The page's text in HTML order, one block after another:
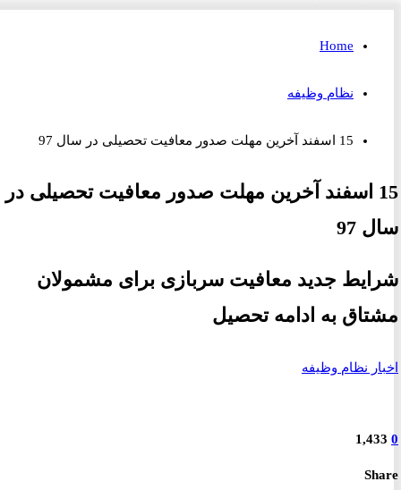
Home
نظام وظیفه
15 اسفند آخرین مهلت صدور معافیت تحصیلی در سال 97
اسفند آخرین مهلت صدور معافیت تحصیلی در
97
جدید معافیت سربازی برای مشمولان
به ادامه تحصیل
نظام وظیفه